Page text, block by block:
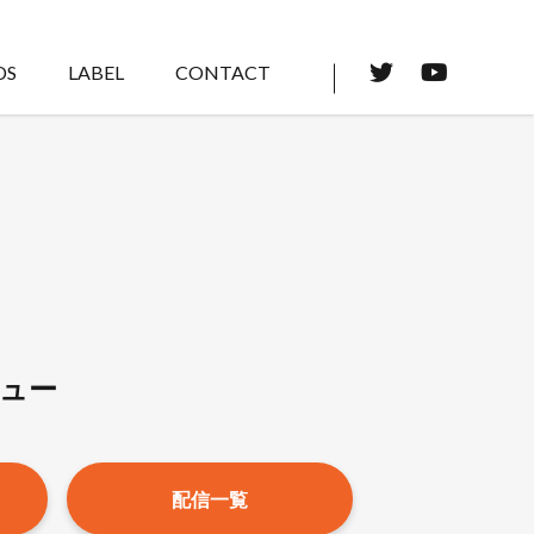
LABEL CONTACT
ー
配信一覧